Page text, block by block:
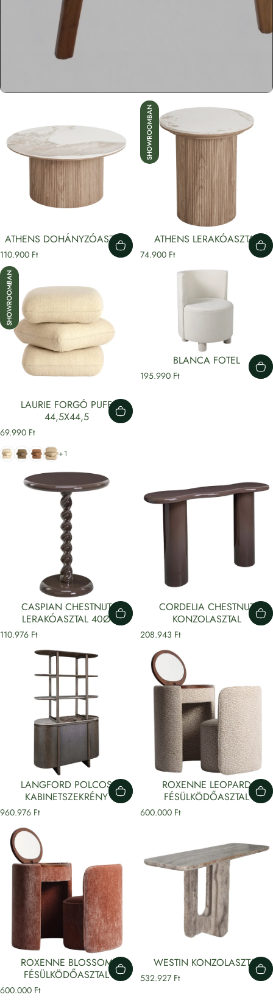
ATHENS DOHÁNYZÓASZTAL
110.900 Ft
SHOWROOMBAN
ATHENS LERAKÓASZTAL
74.900 Ft
SHOWROOMBAN
LAURIE FORGÓ PUFF
44,5X44,5
69.990 Ft
KrémBarnaTerracotta
Bézs
+1
BLANCA FOTEL
195.990 Ft
CASPIAN CHESTNUT
LERAKÓASZTAL 40Ø
110.976 Ft
CORDELIA CHESTNUT
KONZOLASZTAL
208.943 Ft
LANGFORD POLCOS
KABINETSZEKRÉNY
960.976 Ft
ROXENNE LEOPARD
FÉSÜLKÖDŐASZTAL
600.000 Ft
ROXENNE BLOSSOM
FÉSÜLKÖDŐASZTAL
600.000 Ft
WESTIN KONZOLASZTAL
532.927 Ft